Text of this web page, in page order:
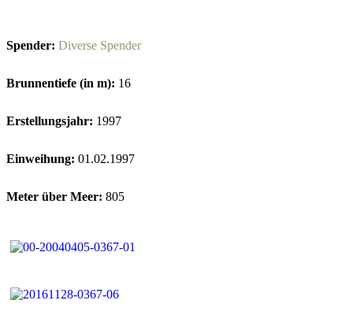
Spender: Diverse Spender
Brunnentiefe (in m): 16
Erstellungsjahr: 1997
Einweihung: 01.02.1997
Meter über Meer: 805